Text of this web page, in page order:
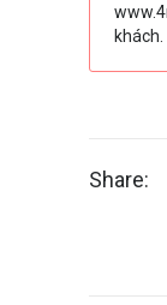
khách.
Share: